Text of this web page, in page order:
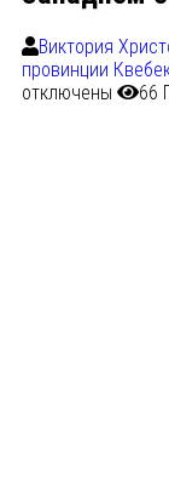
Виктория
провинции
отключены
66